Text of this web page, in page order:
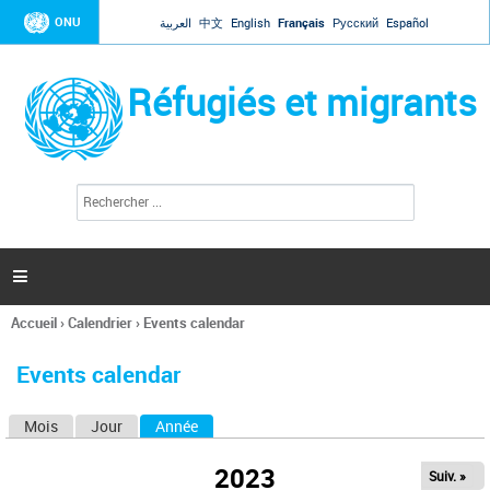
Jump to navigation
ONU العربية 中文 English Français Русский Español
Réfugiés et migrants
l
c
h
e

Vous
ici
Accueil›Calendrier› Events calendar
Events calendar
Mois Jour Année
2023 Suiv. »